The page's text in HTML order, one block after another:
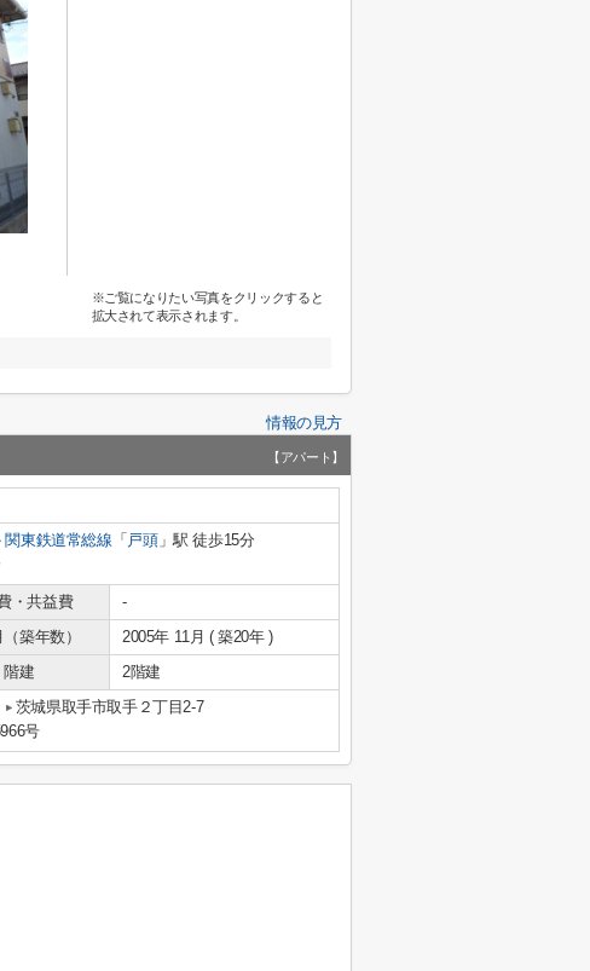
※ご覧になりたい写真をクリックすると
拡大されて表示されます。
情報の見方
【アパート】
関東鉄道常総線 「 戸頭」駅 徒歩15分
・共益費
-
築年数）
2005年 11月 ( 築20年 )
階建 2階建
茨城県取手市取手２丁目2-7
号